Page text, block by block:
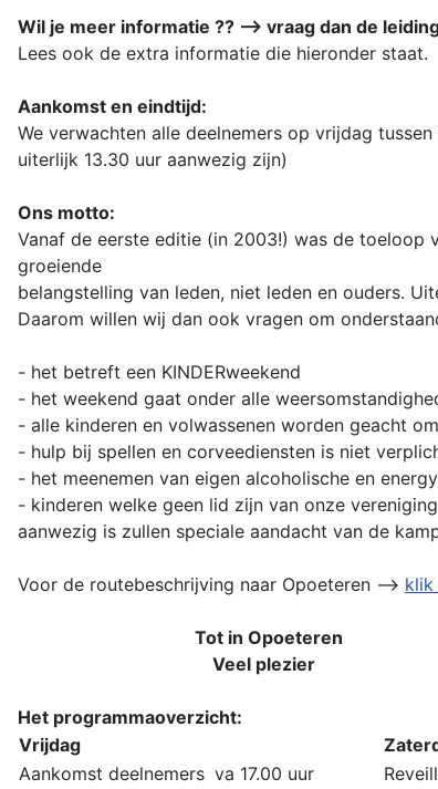
Wil je meer informatie ?? --> vraag dan de
Lees ook de extra informatie die hieronder staat.
Aankomst en eindtijd:
We verwachten alle deelnemers op vrijdag
uiterlijk 13.30 uur aanwezig zijn)
Ons motto:
Vanaf de eerste editie (in 2003!) was de toeloop
groeiende
belangstelling van leden, niet leden en ouders.
Daarom willen wij dan ook vragen om
- het betreft een KINDERweekend
- het weekend gaat onder alle
- alle kinderen en volwassenen worden geacht
- hulp bij spellen en corveediensten is niet
- het meenemen van eigen alcoholische en
- kinderen welke geen lid zijn van onze
aanwezig is zullen speciale aandacht van de
Voor de routebeschrijving naar Opoeteren --> klik
Tot in Opoeteren
Veel plezier
Het programmaoverzicht:
Vrijdag
Aankomst deelnemers va 17.00 uur